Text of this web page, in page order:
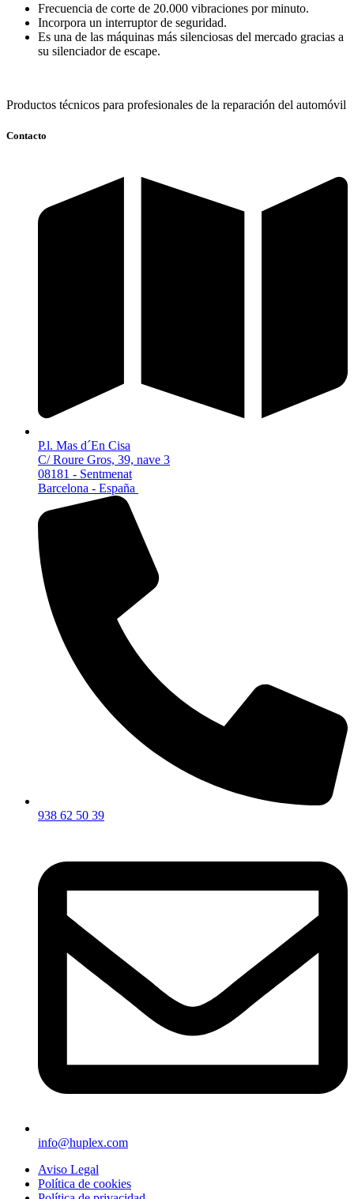
Frecuencia de corte de 20.000 vibraciones por minuto.
Incorpora un interruptor de seguridad.
Es una de las máquinas más silenciosas del mercado gracias a
su silenciador de escape.
Productos técnicos para profesionales de la reparación del automóvil
Contacto
P.l. Mas d´En Cisa
C/ Roure Gros, 39, nave 3
08181 - Sentmenat
Barcelona - España
938 62 50 39
info@huplex.com
Aviso Legal
Política de cookies